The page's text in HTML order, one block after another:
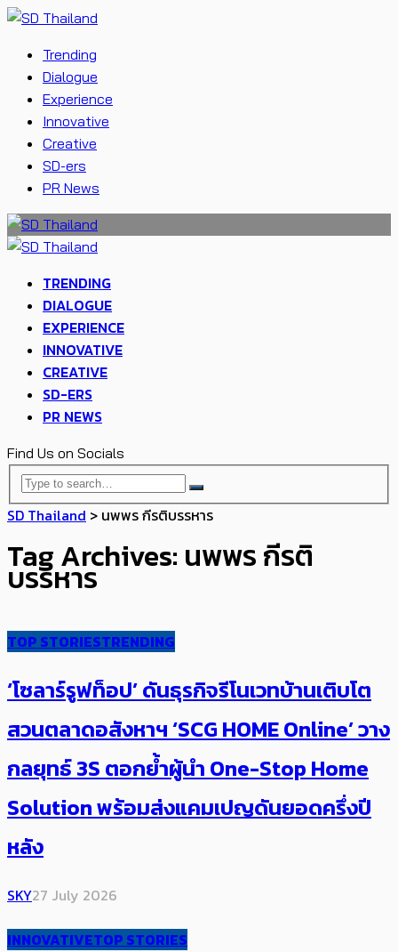
Trending
Dialogue
Experience
Innovative
Creative
SD-ers
PR News
TRENDING
DIALOGUE
EXPERIENCE
INNOVATIVE
CREATIVE
SD-ERS
PR NEWS
Find Us on Socials
SD Thailand > นพพร กีรติบรรหาร
Tag Archives: นพพร กีรติ
บรรหาร
TOP STORIESTRENDING
‘โซลาร์รูฟท็อป’ ดันธุรกิจรีโนเวทบ้านเติบโต
สวนตลาดอสังหาฯ ‘SCG HOME Online’ วาง
กลยุทธ์ 3S ตอกย้ำผู้นำ One-Stop Home
Solution พร้อมส่งแคมเปญดันยอดครึ่งปี
หลัง
SKY27 July 2026
INNOVATIVETOP STORIES